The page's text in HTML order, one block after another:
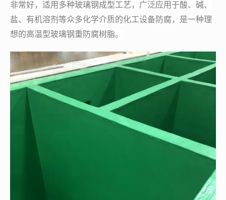
非常好，适用多种玻璃钢成型工艺，广泛应用于酸、碱、
盐、有机溶剂等众多化学介质的化工设备防腐，是一种理
想的高温型玻璃钢重防腐树脂。